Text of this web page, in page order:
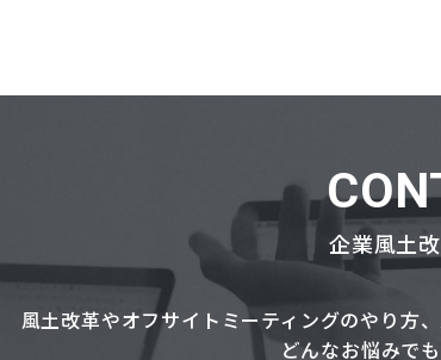
企業風土
風土改革やオフサイトミーティングのやり方
どんなお悩みで